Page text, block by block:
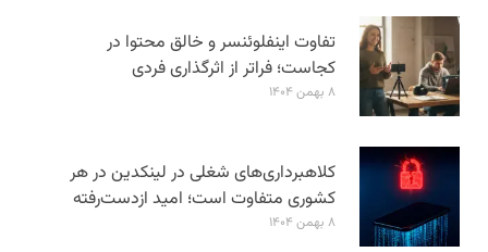
تفاوت اینفلوئنسر و خالق محتوا در
کجاست؛ فراتر از اثرگذاری فردی
۸ بهمن ۱۴۰۴
کلاهبرداری‌های شغلی در لینکدین در هر
کشوری متفاوت است؛ امید ازدست‌رفته
۸ بهمن ۱۴۰۴